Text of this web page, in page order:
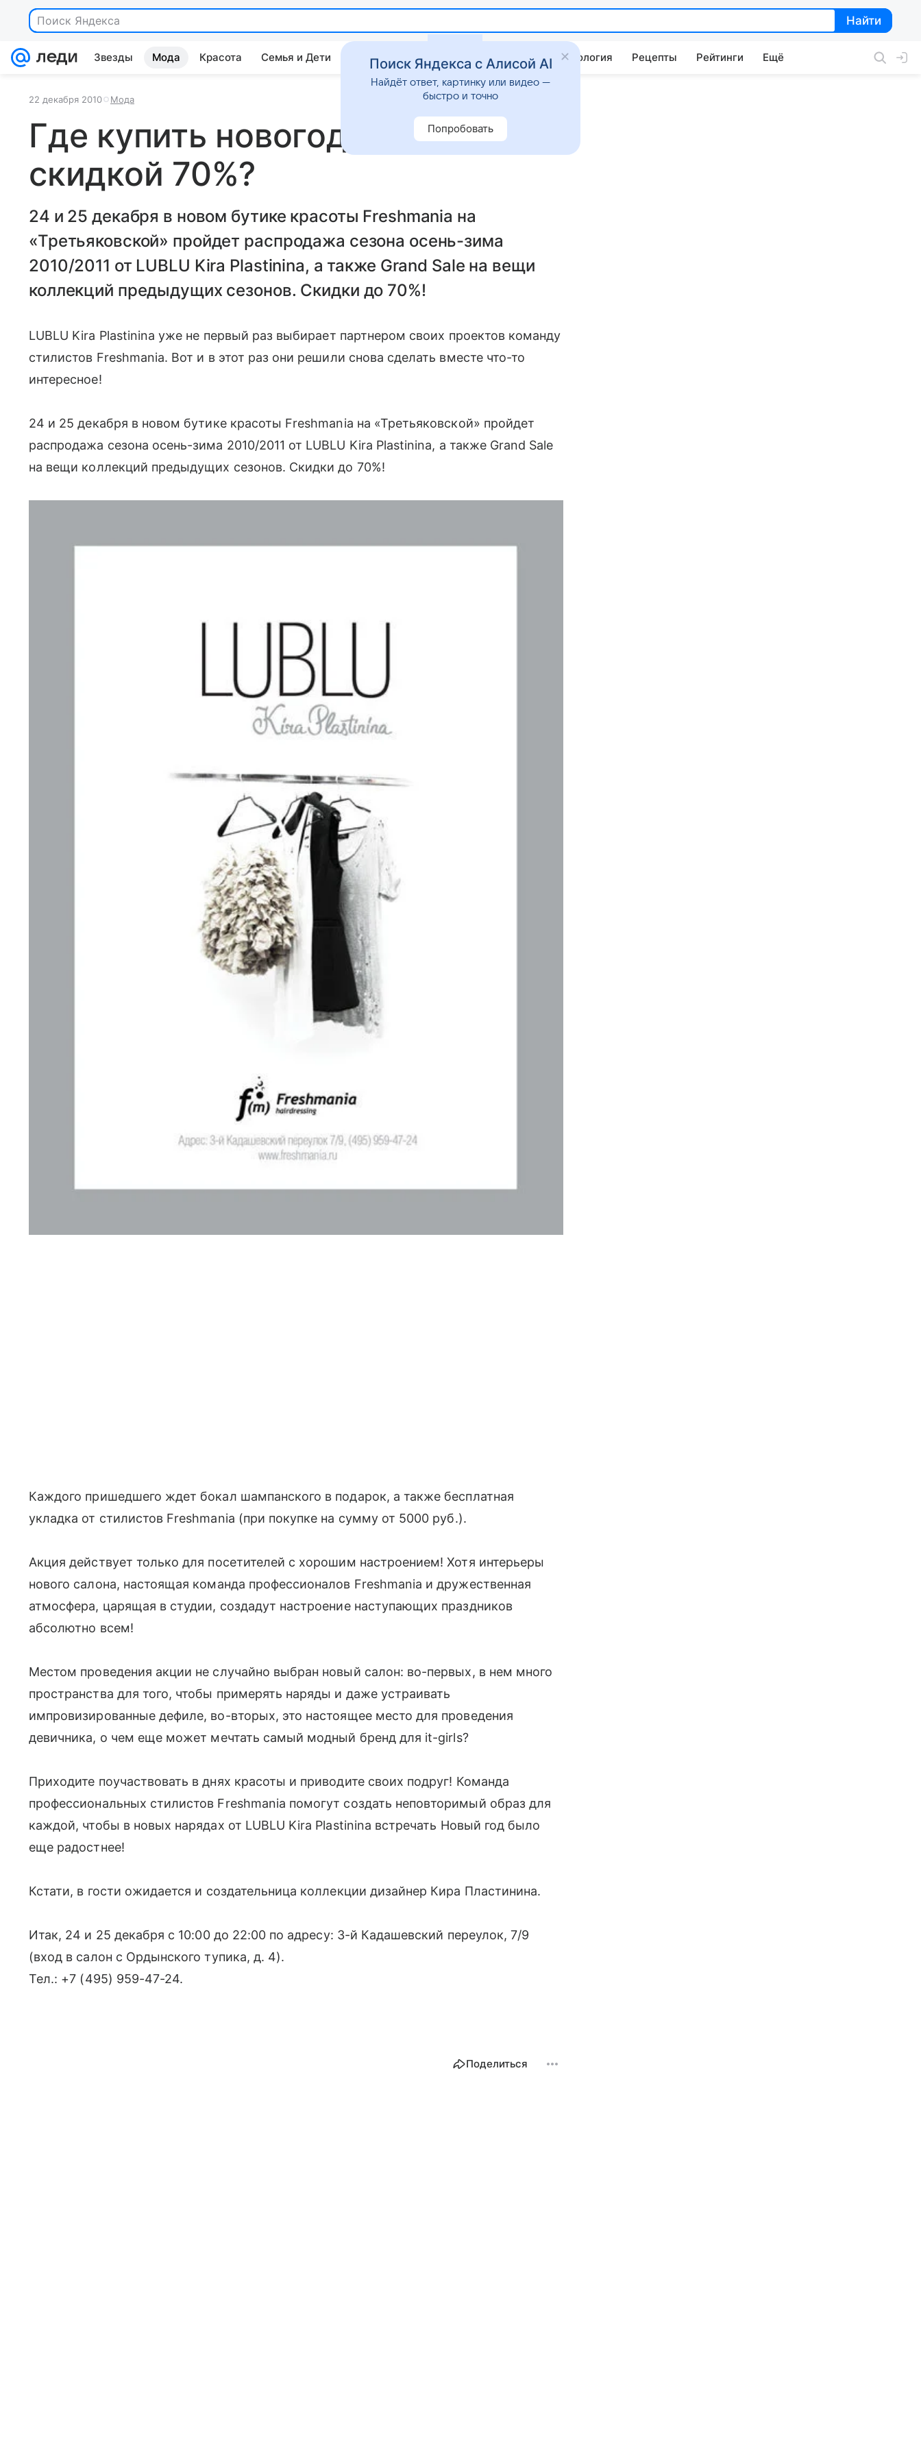
Найти
Найти
Звезды Мода Красота Семья и Дети Дом Гороскопы Стиль жизни Психология Рецепты Рейтинги Ещё
22 декабря 2010 Мода
Где купить новогодний наряд со
скидкой 70%?
24 и 25 декабря в новом бутике красоты Freshmania на
«Третьяковской» пройдет распродажа сезона осень-зима
2010/2011 от LUBLU Kira Plastinina, а также Grand Sale на вещи
коллекций предыдущих сезонов. Скидки до 70%!
LUBLU Kira Plastinina уже не первый раз выбирает партнером своих проектов команду
стилистов Freshmania. Вот и в этот раз они решили снова сделать вместе что-то
интересное!
24 и 25 декабря в новом бутике красоты Freshmania на «Третьяковской» пройдет
распродажа сезона осень-зима 2010/2011 от LUBLU Kira Plastinina, а также Grand Sale
на вещи коллекций предыдущих сезонов. Скидки до 70%!
Каждого пришедшего ждет бокал шампанского в подарок, а также бесплатная
укладка от стилистов Freshmania (при покупке на сумму от 5000 руб.).
Акция действует только для посетителей с хорошим настроением! Хотя интерьеры
нового салона, настоящая команда профессионалов Freshmania и дружественная
атмосфера, царящая в студии, создадут настроение наступающих праздников
абсолютно всем!
Местом проведения акции не случайно выбран новый салон: во-первых, в нем много
пространства для того, чтобы примерять наряды и даже устраивать
импровизированные дефиле, во-вторых, это настоящее место для проведения
девичника, о чем еще может мечтать самый модный бренд для it-girls?
Приходите поучаствовать в днях красоты и приводите своих подруг! Команда
профессиональных стилистов Freshmania помогут создать неповторимый образ для
каждой, чтобы в новых нарядах от LUBLU Kira Plastinina встречать Новый год было
еще радостнее!
Кстати, в гости ожидается и создательница коллекции дизайнер Кира Пластинина.
Итак, 24 и 25 декабря с 10:00 до 22:00 по адресу: 3-й Кадашевский переулок, 7/9
(вход в салон с Ордынского тупика, д. 4).
Тел.: +7 (495) 959-47-24.
Поделиться
Поиск Яндекса с Алисой AI
Найдёт ответ, картинку или видео —
быстро и точно
Попробовать